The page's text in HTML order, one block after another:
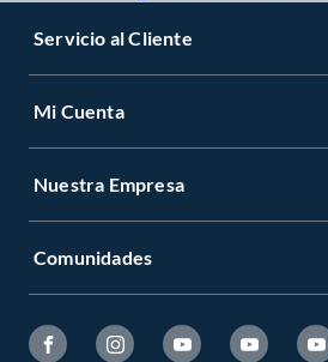
Servicio al Cliente
Mi Cuenta
Nuestra Empresa
Comunidades